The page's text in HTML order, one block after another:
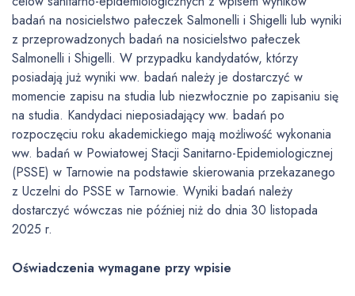
badań na nosicielstwo pałeczek Salmonelli i Shigelli lub wyniki
z przeprowadzonych badań na nosicielstwo pałeczek
Salmonelli i Shigelli. W przypadku kandydatów, którzy
posiadają już wyniki ww. badań należy je dostarczyć w
momencie zapisu na studia lub niezwłocznie po zapisaniu się
na studia. Kandydaci nieposiadający ww. badań po
rozpoczęciu roku akademickiego mają możliwość wykonania
ww. badań w Powiatowej Stacji Sanitarno-Epidemiologicznej
(PSSE) w Tarnowie na podstawie skierowania przekazanego
z Uczelni do PSSE w Tarnowie. Wyniki badań należy
dostarczyć wówczas nie później niż do dnia 30 listopada
2025 r.
Oświadczenia wymagane przy wpisie